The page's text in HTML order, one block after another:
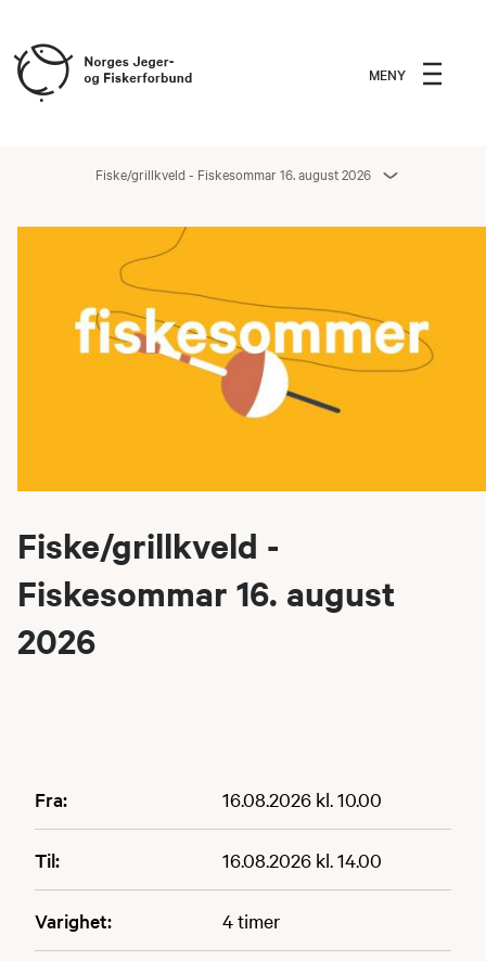
MENY
Fiske/grillkveld - Fiskesommar 16. august 2026
Fiske/grillkveld -
Fiskesommar 16. august
2026
Fra: 16.08.2026 kl. 10.00
Til: 16.08.2026 kl. 14.00
Varighet: 4 timer